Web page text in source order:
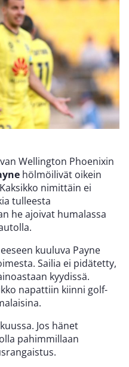
Wellington Phoenixin
hölmöilivät oikein
nimittäin ei
tulleesta
he ajoivat humalassa
kuuluva Payne
Sailia ei pidätetty,
kyydissä.
napattiin kiinni golf-
Jos hänet
pahimmillaan